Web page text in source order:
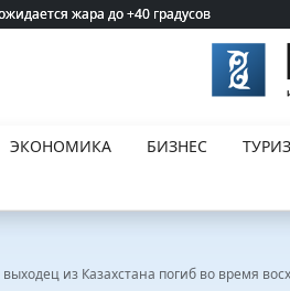
жара до +40 градусов
жара до +40 градусов
ЭКОНОМИКА БИЗНЕС
из Казахстана погиб во время